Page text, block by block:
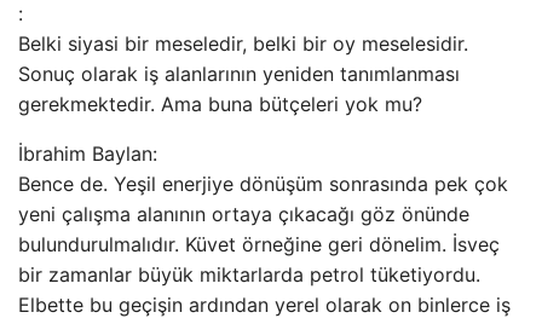
:
Belki siyasi bir meseledir, belki bir oy meselesidir.
Sonuç olarak iş alanlarının yeniden tanımlanması
gerekmektedir. Ama buna bütçeleri yok mu?
İbrahim Baylan:
Bence de. Yeşil enerjiye dönüşüm sonrasında pek çok
yeni çalışma alanının ortaya çıkacağı göz önünde
bulundurulmalıdır. Küvet örneğine geri dönelim. İsveç
bir zamanlar büyük miktarlarda petrol tüketiyordu.
Elbette bu geçişin ardından yerel olarak on binlerce iş